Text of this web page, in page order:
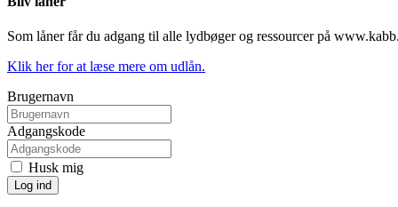
Som låner får du adgang til alle lydbøger og ressourcer på
Klik her for at læse mere om udlån.
Brugernavn
Adgangskode
Husk mig